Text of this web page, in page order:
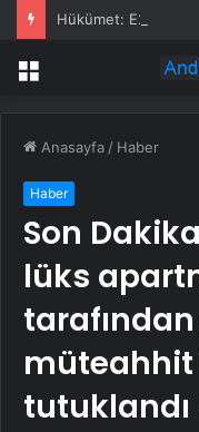
Hükümet: E20
Menü
Anasayfa / Haber
Haber
Son
lüks
müteahhit
tutuklandı